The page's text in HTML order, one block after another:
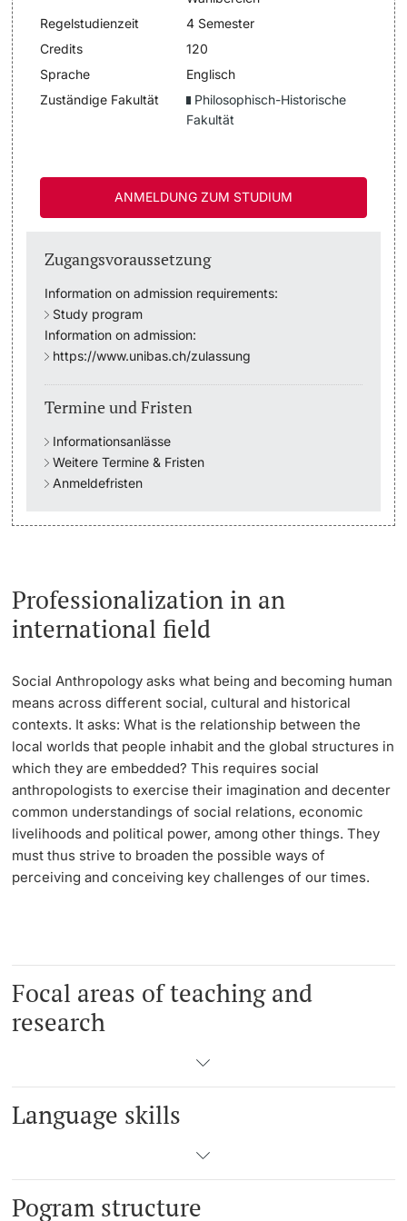
Dozierende
Termine & Fristen
Dokumente und Verifikation
Mobilität
Campus Credits
Campus Stories
Hörerinnen/Hörer
Student Life
Beratung & Support
Studienfachberatung
Studienberatung
Soziales & Gesundheit
Militär- & Zivildienst
Inklusive Universität
Koordinationsstelle für Geflüchtete
Beratungswegweiser
Langes Studium
Digitales Lernen
Universitätsbibliothek Basel
Lernbörse
Lernräume
Regelstudienzeit
4 Semester
Credits
120
Sprache
Englisch
Zuständige Fakultät
Philosophisch-Historische
Fakultät
ANMELDUNG ZUM STUDIUM
Zugangsvoraussetzung
Information on admission requirements:
Study program
Information on admission:
https://www.unibas.ch/zulassung
Termine und Fristen
Informationsanlässe
Weitere Termine & Fristen
Anmeldefristen
Professionalization in an
international field
Social Anthropology asks what being and becoming human
means across different social, cultural and historical
contexts. It asks: What is the relationship between the
local worlds that people inhabit and the global structures in
which they are embedded? This requires social
anthropologists to exercise their imagination and decenter
common understandings of social relations, economic
livelihoods and political power, among other things. They
must thus strive to broaden the possible ways of
perceiving and conceiving key challenges of our times.
Focal areas of teaching and
research
Language skills
Pogram structure